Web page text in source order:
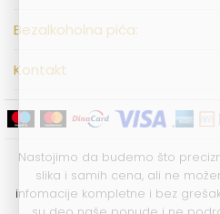
Bezalkoholna pića:
Kontakt
Nastojimo da budemo što
slika i samih cena, ali ne
infomacije kompletne i bez